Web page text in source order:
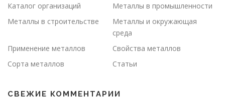
Каталог организаций
Металлы в промышленности
Металлы в строительстве
Металлы и окружающая
среда
Применение металлов
Свойства металлов
Сорта металлов
Статьи
СВЕЖИЕ КОММЕНТАРИИ